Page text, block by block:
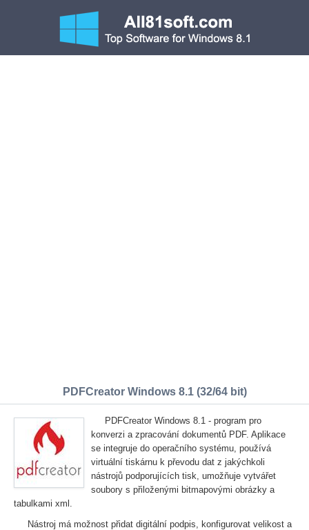
PDFCreator Windows 8.1 (32/64 bit)
PDFCreator Windows 8.1 - program pro
konverzi a zpracování dokumentů PDF. Aplikace
se integruje do operačního systému, používá
virtuální tiskárnu k převodu dat z jakýchkoli
nástrojů podporujících tisk, umožňuje vytvářet
soubory s přiloženými bitmapovými obrázky a
tabulkami xml.
Nástroj má možnost přidat digitální podpis, konfigurovat velikost a